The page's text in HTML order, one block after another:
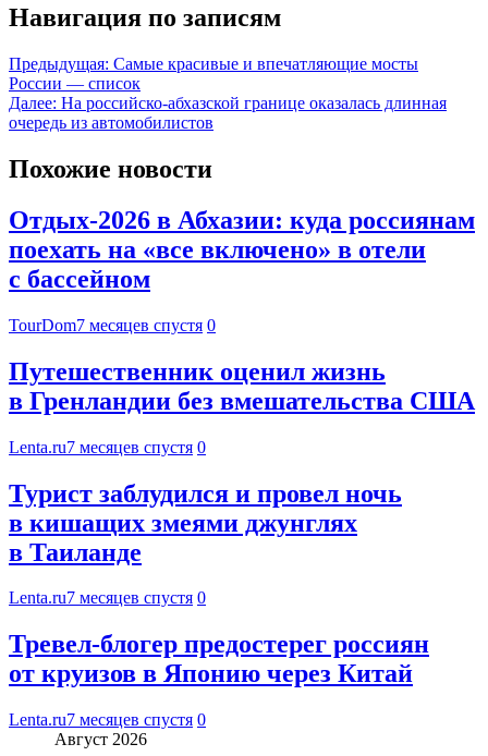
Навигация по записям
Предыдущая: Самые красивые и впечатляющие мосты
России — список
Далее: На российско-абхазской границе оказалась длинная
очередь из автомобилистов
Похожие новости
Отдых-2026 в Абхазии: куда россиянам
поехать на «все включено» в отели
с бассейном
TourDom7 месяцев спустя 0
Путешественник оценил жизнь
в Гренландии без вмешательства США
Lenta.ru7 месяцев спустя 0
Турист заблудился и провел ночь
в кишащих змеями джунглях
в Таиланде
Lenta.ru7 месяцев спустя 0
Тревел-блогер предостерег россиян
от круизов в Японию через Китай
Lenta.ru7 месяцев спустя 0
Август 2026